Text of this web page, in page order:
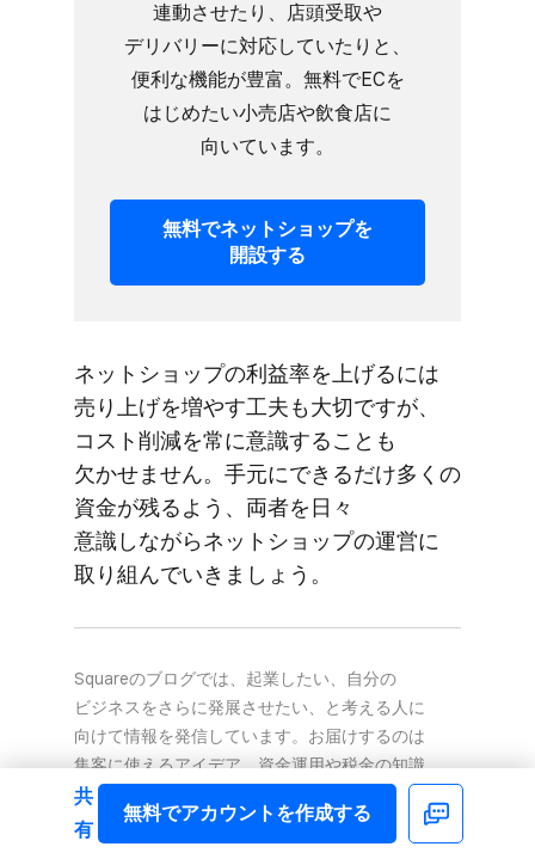
連動させたり、​店頭受取や​
デリバリーに​対応していたりと、​
便利な​機能が​豊富。​無料で​ECを​
はじめたい​小売店や​飲食店に​
向いています。
無料で​ネットショップを​
開設する
ネットショップの​利益率を​上げるには​
売り上げを​増やす工夫も​大切ですが、​
コスト削減を​常に​意識する​ことも​
欠かせません。​手元に​できるだけ​多くの​
資金が​残るよう、​両者を​日々​
意識しながら​ネットショップの​運営に​
取り​組んでいきましょう。
Squareの​ブログでは、​起業したい、​自分の​
ビジネスを​さらに​発展させたい、と​考える​人に​
向けて​情報を​発信しています。​お届けするのは​
集客に​使える​アイデア、​資金運用や​税金の​知識、​
最新の​キャッシュレス事情など。​また、​
Square加盟店の​取材記事では、​日々​経営に​
Facebook
共
有
無料で​アカウントを​作成する